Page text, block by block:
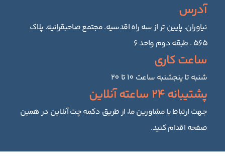
آدرس
نیاوران. پایین تر از سه راه اقدسیه. مجتمع صاحبقرانیه. پلاک
۵۶۵ . طبقه دوم واحد ۶
ساعت کاری
شنبه تا پنجشنبه ساعت 10 تا 20
پشتیبانه 24 ساعته آنلاین
جهت ارتباط با مشاورین ما، از طریق دکمه چت آنلاین در همین
صفحه اقدام کنید.